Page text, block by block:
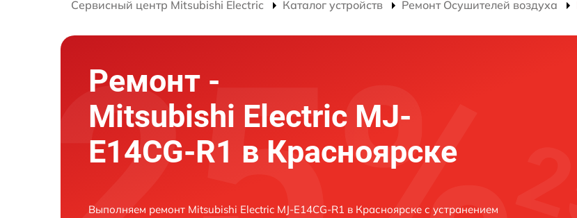
Сервисный центр Mitsubishi Electric Каталог устройств Ремонт Осушителей воздуха
Ремонт -
Mitsubishi Electric MJ-
E14CG-R1 в Красноярске
Выполняем ремонт Mitsubishi Electric MJ-E14CG-R1 в Красноярске с устранением